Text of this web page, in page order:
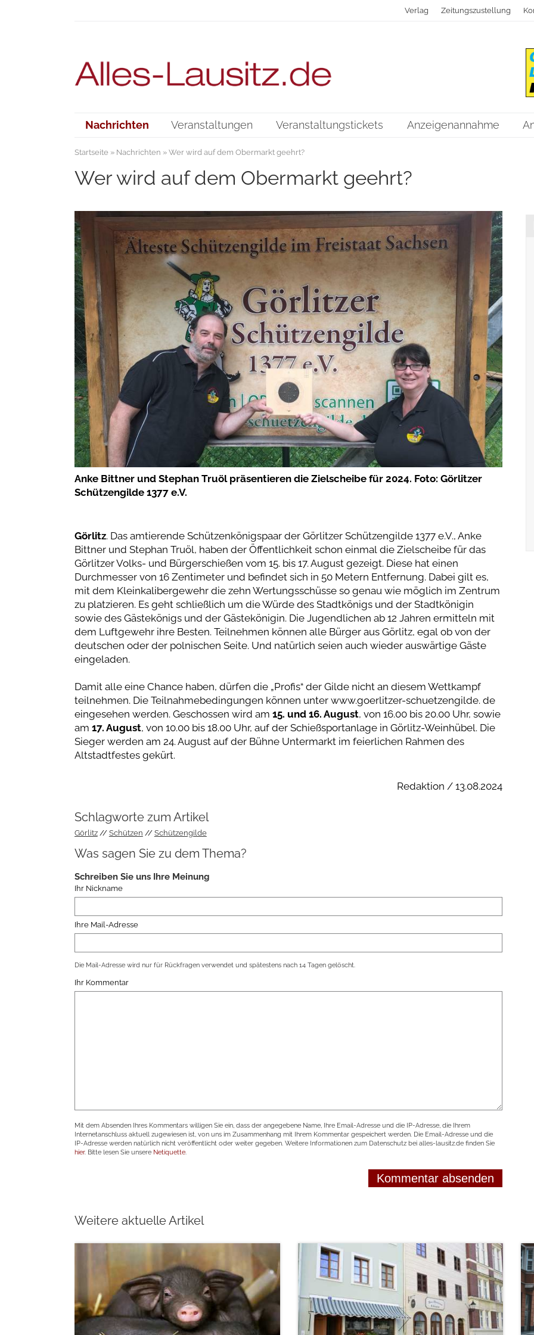
Verlag Zeitungszustellung
Nachrichten Veranstaltungen Veranstaltungstickets Anzeigenannahme
Startseite» Nachrichten » Wer wird auf dem Obermarkt geehrt?
Wer wird auf dem Obermarkt geehrt?
Anke Bittner und Stephan Truöl präsentieren die Zielscheibe für 2024. Foto: Görlitzer
Schützengilde 1377 e.V.
Görlitz. Das amtierende Schützenkönigspaar der Görlitzer Schützengilde 1377 e.V., Anke
Bittner und Stephan Truöl, haben der Öffentlichkeit schon einmal die Zielscheibe für das
Görlitzer Volks- und Bürgerschießen vom 15. bis 17. August gezeigt. Diese hat einen
Durchmesser von 16 Zentimeter und befindet sich in 50 Metern Entfernung. Dabei gilt es,
mit dem Kleinkalibergewehr die zehn Wertungsschüsse so genau wie möglich im Zentrum
zu platzieren. Es geht schließlich um die Würde des Stadtkönigs und der Stadtkönigin
sowie des Gästekönigs und der Gästekönigin. Die Jugendlichen ab 12 Jahren ermitteln mit
dem Luftgewehr ihre Besten. Teilnehmen können alle Bürger aus Görlitz, egal ob von der
deutschen oder der polnischen Seite. Und natürlich seien auch wieder auswärtige Gäste
eingeladen.
Damit alle eine Chance haben, dürfen die „Profis“ der Gilde nicht an diesem Wettkampf
teilnehmen. Die Teilnahmebedingungen können unter www.goerlitzer-schuetzengilde. de
eingesehen werden. Geschossen wird am 15. und 16. August, von 16.00 bis 20.00 Uhr, sowie
am 17. August, von 10.00 bis 18.00 Uhr, auf der Schießsportanlage in Görlitz-Weinhübel. Die
Sieger werden am 24. August auf der Bühne Untermarkt im feierlichen Rahmen des
Altstadtfestes gekürt.
Redaktion / 13.08.2024
Schlagworte zum Artikel
Görlitz Schützen Schützengilde
Was sagen Sie zu dem Thema?
Schreiben Sie uns Ihre Meinung
Ihr Nickname
Ihre Mail-Adresse
Die Mail-Adresse wird nur für Rückfragen verwendet und spätestens nach 14 Tagen gelöscht.
Ihr Kommentar
Mit dem Absenden Ihres Kommentars willigen Sie ein, dass der angegebene Name, Ihre Email-Adresse und die IP-Adresse, die Ihrem
Internetanschluss aktuell zugewiesen ist, von uns im Zusammenhang mit Ihrem Kommentar gespeichert werden. Die Email-Adresse und die
IP-Adresse werden natürlich nicht veröffentlicht oder weiter gegeben. Weitere Informationen zum Datenschutz bei alles-lausitz.de finden Sie
hier. Bitte lesen Sie unsere Netiquette.
Weitere aktuelle Artikel
weiterlesen weiterlesen